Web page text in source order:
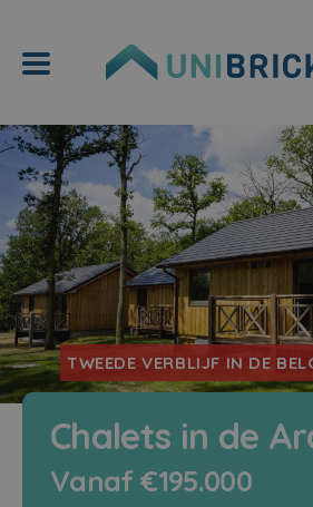
TWEEDE VERBLIJF IN DE
Chalets in de
Vanaf €195.000